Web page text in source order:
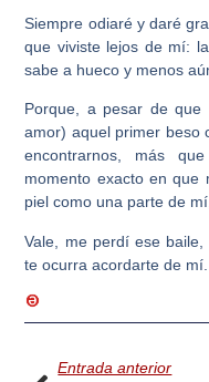
Siempre odiaré y daré
que viviste lejos de mí:
sabe a hueco y menos
Porque, a pesar de
amor) aquel primer beso
encontrarnos, más
momento exacto en que
piel como una parte de
Vale, me perdí ese
te ocurra acordarte de mí.
Entrada anterior